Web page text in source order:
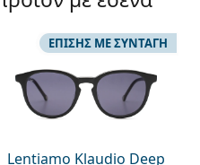
Lentiamo Klaudio Deep
ΕΠΊΣΗΣ ΜΕ ΣΥΝΤΑΓΉ